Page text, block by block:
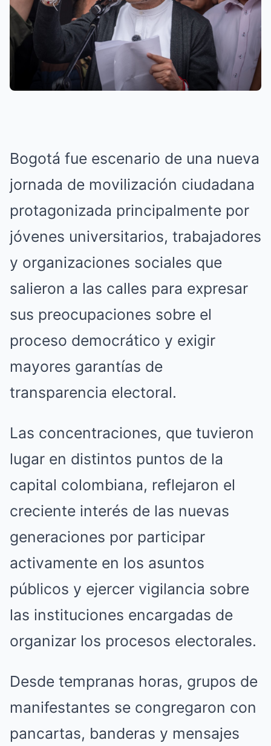
Bogotá fue escenario de una nueva
jornada de movilización ciudadana
protagonizada principalmente por
jóvenes universitarios, trabajadores
y organizaciones sociales que
salieron a las calles para expresar
sus preocupaciones sobre el
proceso democrático y exigir
mayores garantías de
transparencia electoral.
Las concentraciones, que tuvieron
lugar en distintos puntos de la
capital colombiana, reflejaron el
creciente interés de las nuevas
generaciones por participar
activamente en los asuntos
públicos y ejercer vigilancia sobre
las instituciones encargadas de
organizar los procesos electorales.
Desde tempranas horas, grupos de
manifestantes se congregaron con
pancartas, banderas y mensajes